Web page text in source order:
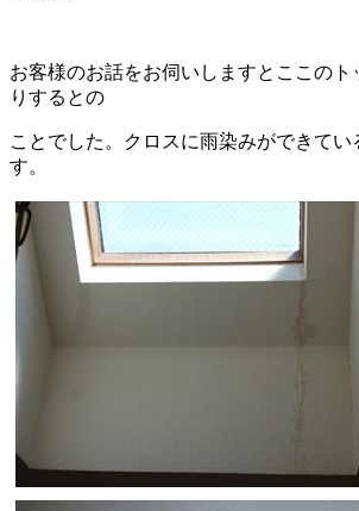
お客様のお話をお伺いしますとここの
りするとの
ことでした。クロスに雨染みができてい
す。